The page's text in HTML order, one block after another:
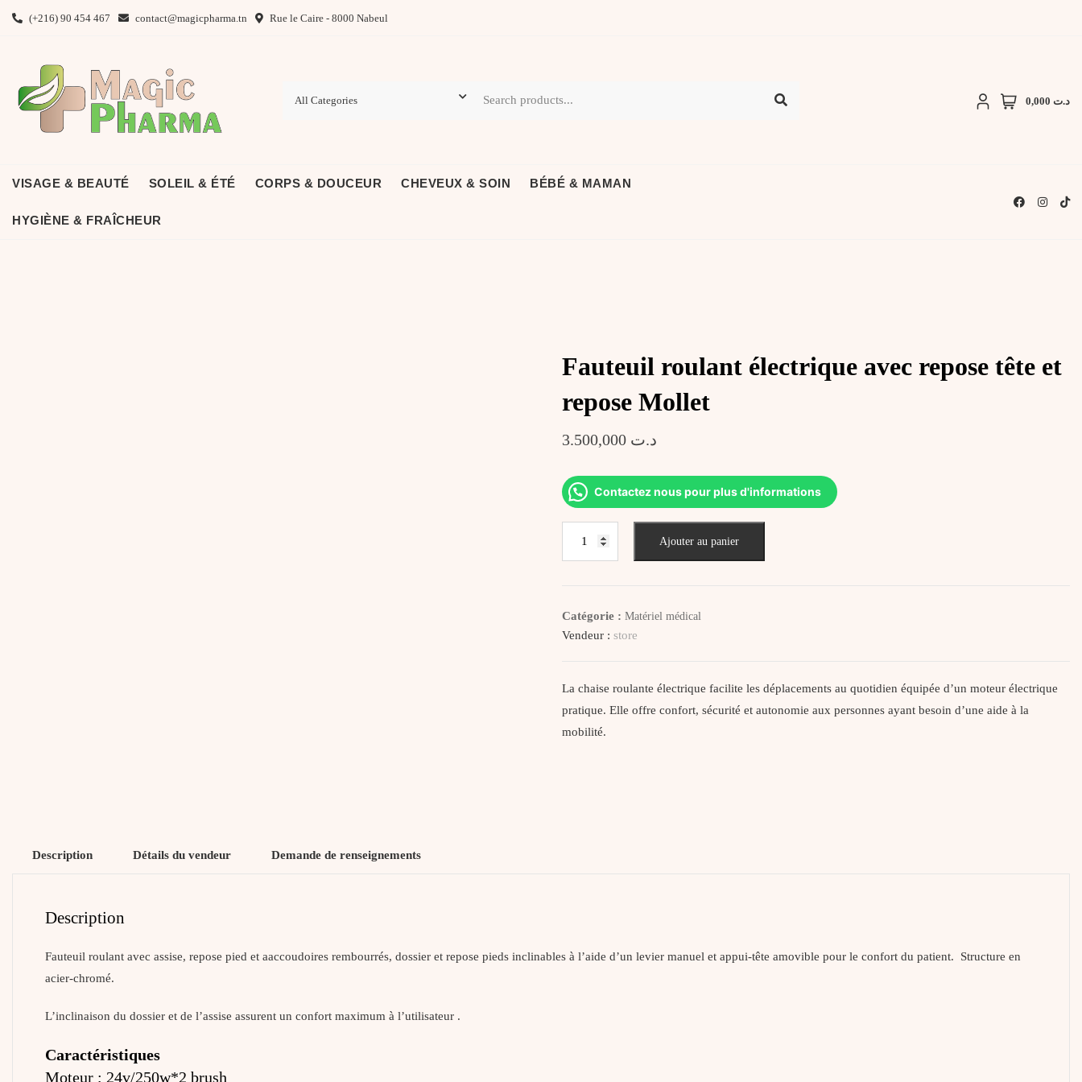
(+216) 90 454 467 contact@magicpharma.tn Rue le Caire - 8000 Nabeul
د.ت 0,000
VISAGE & BEAUTÉ SOLEIL & ÉTÉ CORPS & DOUCEUR CHEVEUX & SOIN BÉBÉ & MAMAN
HYGIÈNE & FRAÎCHEUR
Fauteuil roulant électrique avec repose tête et
repose Mollet
د.ت
Contactez nous pour plus d'informations
et
repose
Ajouter au panier
Catégorie :Matériel médical
Vendeur :store
La chaise roulante électrique facilite les déplacements au quotidien équipée d’un moteur électrique
pratique. Elle offre confort, sécurité et autonomie aux personnes ayant besoin d’une aide à la
mobilité.
Description Détails du vendeur Demande de renseignements
Description
Fauteuil roulant avec assise, repose pied et aaccoudoires rembourrés, dossier et repose pieds inclinables à l’aide d’un levier manuel et appui-tête amovible pour le confort du patient. Structure en
acier-chromé.
L’inclinaison du dossier et de l’assise assurent un confort maximum à l’utilisateur .
Caractéristiques
Moteur ; 24v/250w*2 brush